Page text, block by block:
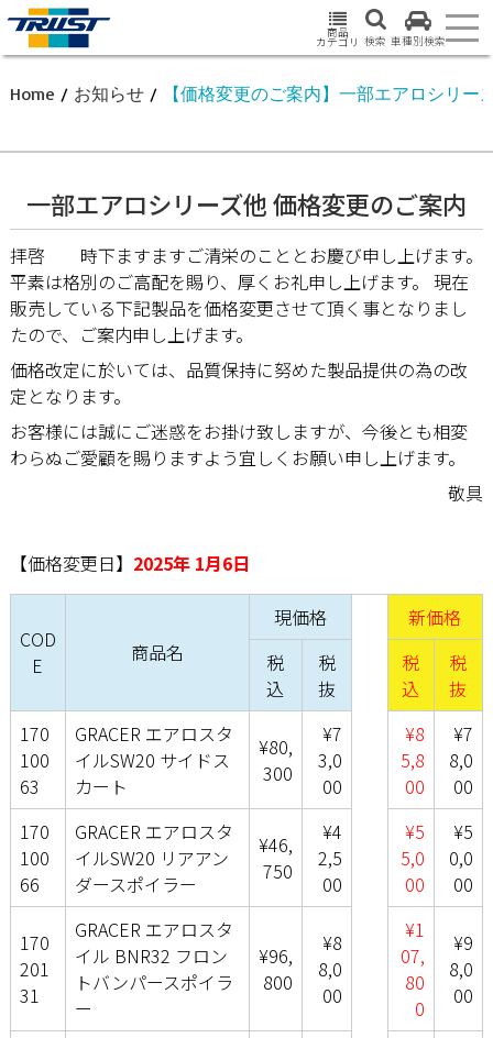
商品
カテゴリ 検索 車種別検索
Home / お知らせ/ 【価格変更のご案内】一部エアロシリー
一部エアロシリーズ他 価格変更のご案内
拝啓 時下ますますご清栄のこととお慶び申し上げます。
平素は格別のご高配を賜り、厚くお礼申し上げます。 現在
販売している下記製品を価格変更させて頂く事となりまし
たので、ご案内申し上げます。
価格改定に於いては、品質保持に努めた製品提供の為の改
定となります。
お客様には誠にご迷惑をお掛け致しますが、今後とも相変
わらぬご愛顧を賜りますよう宜しくお願い申し上げます。
敬具
【価格変更日】 2025年 1月6日
COD
E
商品名
現価格
新価格
税
込
税
抜
税
込
税
抜
170
100
63
GRACER エアロスタ
イルSW20 サイドス
カート
¥80,
300
¥7
3,0
00
¥8
5,8
00
¥7
8,0
00
170
100
66
GRACER エアロスタ
イルSW20 リアアン
ダースポイラー
¥46,
750
¥4
2,5
00
¥5
5,0
00
¥5
0,0
00
170
201
31
GRACER エアロスタ
イル BNR32 フロン
トバンパースポイラ
ー
¥96,
800
¥8
8,0
00
¥1
07,
80
0
¥9
8,0
00